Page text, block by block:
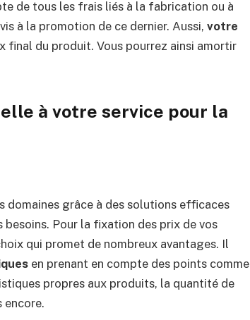
de tous les frais liés à la fabrication ou à
à la promotion de ce dernier. Aussi, votre
final du produit. Vous pourrez ainsi amortir
à votre service pour la
domaines grâce à des solutions efficaces
besoins. Pour la fixation des prix de vos
qui promet de nombreux avantages. Il
en prenant en compte des points comme
propres aux produits, la quantité de
encore.